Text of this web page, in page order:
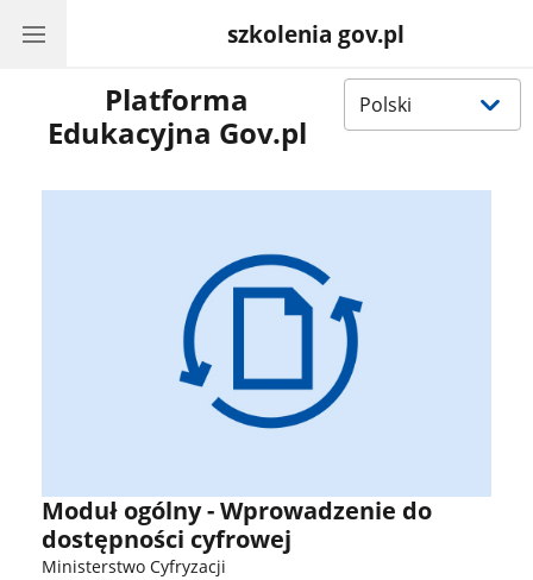
szkolenia gov.pl
Wybierz
język
Platforma
Edukacyjna Gov.pl
Moduł ogólny - Wprowadzenie do
dostępności cyfrowej
Ministerstwo Cyfryzacji